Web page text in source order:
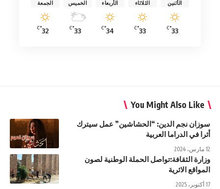
الأثنين
33
°C
الثلاثاء
33
°C
الأربعاء
34
°C
الخميس
33
°C
الجمعة
32
°C
You Might Also Like
سوزان نجم الدين: “الحشاشين” عمل سيترك
أثرا في الدراما العربية
12 مارس، 2024
وزارة الثقافة:تواصل الحملة الوطنية لصون
المواقع الاثرية
17 أكتوبر، 2025